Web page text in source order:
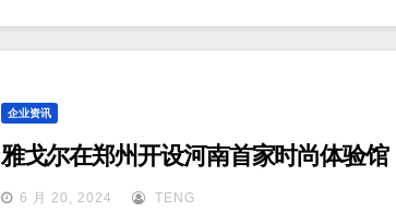
企业资讯
雅戈尔在郑州开设河南首家时尚体验馆
6 月 20, 2024 TENG